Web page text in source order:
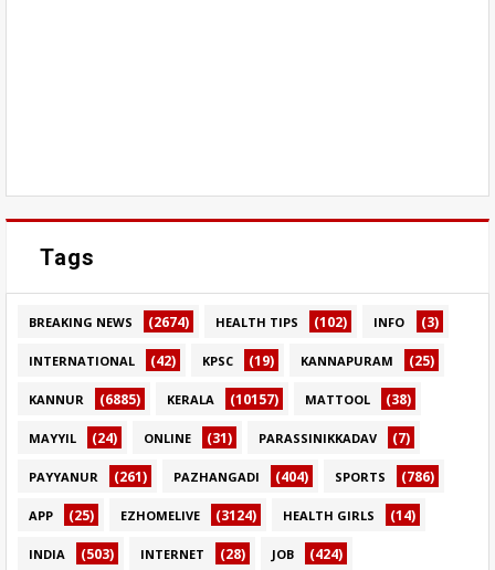
Tags
BREAKING NEWS (2674) HEALTH TIPS (102) INFO (3)
INTERNATIONAL (42) KPSC (19) KANNAPURAM (25)
KANNUR (6885) KERALA (10157) MATTOOL (38)
MAYYIL (24) ONLINE (31) PARASSINIKKADAV (7)
PAYYANUR (261) PAZHANGADI (404) SPORTS (786)
APP (25) EZHOMELIVE (3124) HEALTH GIRLS (14)
INDIA (503) INTERNET (28) JOB (424)